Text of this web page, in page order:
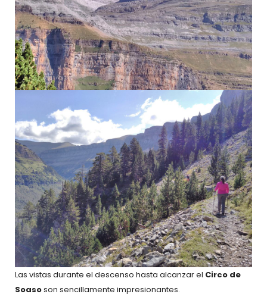
Las vistas durante el descenso hasta alcanzar el Circo de
Soasoson sencillamente impresionantes.